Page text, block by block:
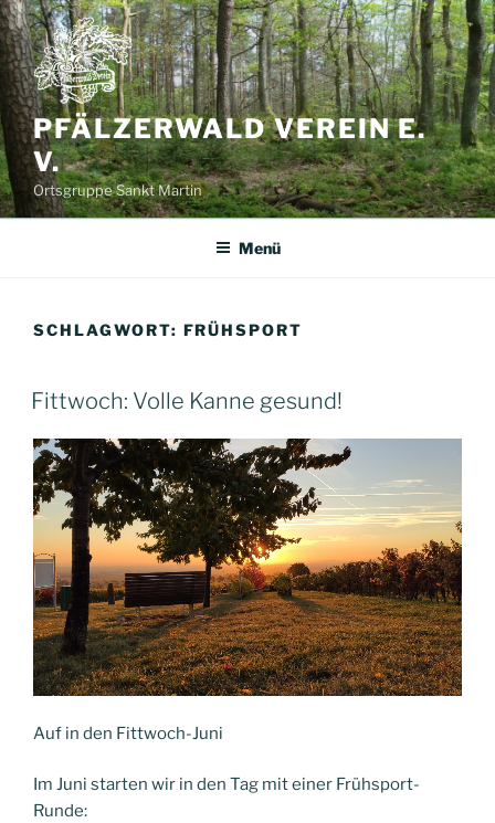
Zum
Inhalt
springen
PFÄLZERWALD VEREIN E.
V.
Ortsgruppe Sankt Martin
Menü
SCHLAGWORT: FRÜHSPORT
Fittwoch: Volle Kanne gesund!
Auf in den Fittwoch-Juni
Im Juni starten wir in den Tag mit einer Frühsport-
Runde: